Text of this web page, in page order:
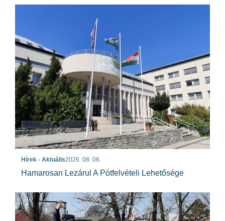
Hírek - Aktuális2026. 08. 06.
Hamarosan Lezárul A Pótfelvételi Lehetősége